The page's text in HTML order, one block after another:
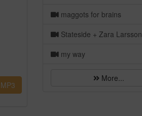
maggots for brains
Stateside + Zara Larsson
my way
More...